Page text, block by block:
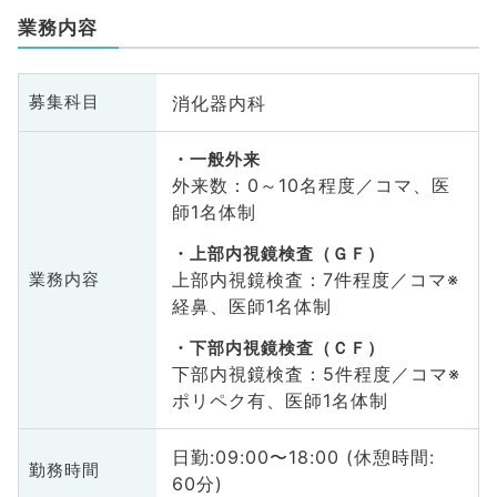
業務内容
募集科目 消化器内科
業務内容
一般外来
外来数：0～10名程度／コマ、医
師1名体制
上部内視鏡検査（ＧＦ）
上部内視鏡検査：7件程度／コマ※
経鼻、医師1名体制
下部内視鏡検査（ＣＦ）
下部内視鏡検査：5件程度／コマ※
ポリペク有、医師1名体制
勤務時間
日勤:09:00〜18:00 (休憩時間:
60分)